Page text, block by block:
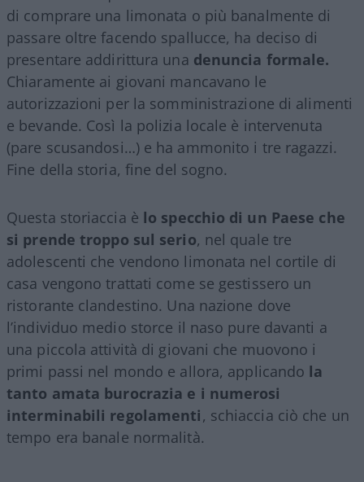
di comprare una limonata o più banalmente di
passare oltre facendo spallucce, ha deciso di
presentare addirittura una denuncia formale.
Chiaramente ai giovani mancavano le
autorizzazioni per la somministrazione di alimenti
e bevande. Così la polizia locale è intervenuta
(pare scusandosi…) e ha ammonito i tre ragazzi.
Fine della storia, fine del sogno.
Questa storiaccia è lo specchio di un Paese che
si prende troppo sul serio, nel quale tre
adolescenti che vendono limonata nel cortile di
casa vengono trattati come se gestissero un
ristorante clandestino. Una nazione dove
l’individuo medio storce il naso pure davanti a
una piccola attività di giovani che muovono i
primi passi nel mondo e allora, applicando la
tanto amata burocrazia e i numerosi
interminabili regolamenti, schiaccia ciò che un
tempo era banale normalità.